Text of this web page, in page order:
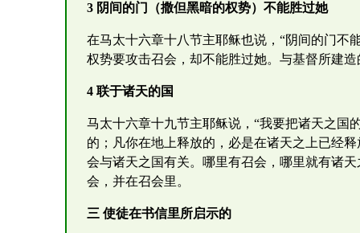
3 阴间的门（撒但黑暗的权势）不能胜过她
在马太十六章十八节主耶稣也说，“阴间的门不
权势要攻击召会，却不能胜过她。与基督所建
4 联于诸天的国
马太十六章十九节主耶稣说，“我要把诸天之国
的；凡你在地上释放的，必是在诸天之上已经
会与诸天之国有关。哪里有召会，哪里就有诸
会，并在召会里。
三 使徒在书信里所启示的